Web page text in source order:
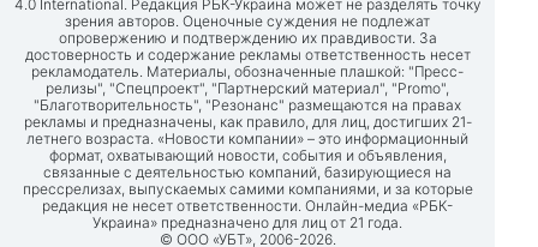
4.0 International. Редакция РБК-Украина может не разделять точку
зрения авторов. Оценочные суждения не подлежат
опровержению и подтверждению их правдивости. За
достоверность и содержание рекламы ответственность несет
рекламодатель. Материалы, обозначенные плашкой: "Пресс-
релизы", "Спецпроект", "Партнерский материал", "Promo",
"Благотворительность", "Резонанс" размещаются на правах
рекламы и предназначены, как правило, для лиц, достигших 21-
летнего возраста. «Новости компании» – это информационный
формат, охватывающий новости, события и объявления,
связанные с деятельностью компаний, базирующиеся на
прессрелизах, выпускаемых самими компаниями, и за которые
редакция не несет ответственности. Онлайн-медиа «РБК-
Украина» предназначено для лиц от 21 года.
© ООО «УБТ», 2006-2026.